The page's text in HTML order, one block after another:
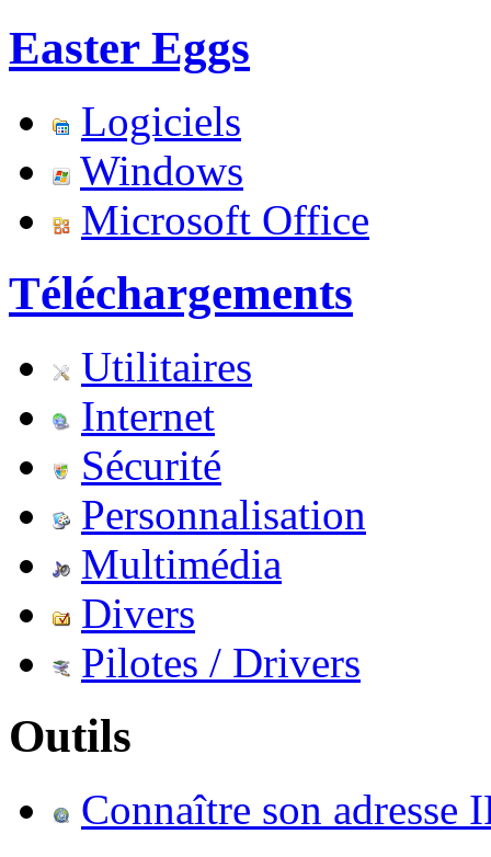
Easter Eggs
Logiciels
Windows
Microsoft Office
Téléchargements
Utilitaires
Internet
Sécurité
Personnalisation
Multimédia
Divers
Pilotes / Drivers
Outils
Connaître son adresse